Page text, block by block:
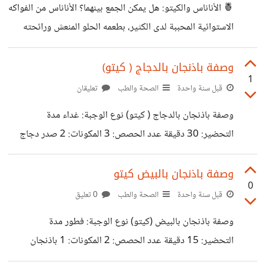
الشيا مع حليب جوز الهند الكاكاو الفانيليا والمحلي. ضعي الخليط
في كوب واتركيه في الثلاجة 4 ساعات أو طوال الليل. زيّني
بالفستق قبل
🍍 الأناناس والكيتو: هل يمكن الجمع بينهما؟ الأناناس من الفواكه
الاستوائية المحببة لدى الكثير، بطعمه الحلو المنعش ورائحته
المميزة. لكن إذا كنت تتبع نظام الكيتو الصارم، فربما تساءلت: هل
باختصار: نعم، لكن بكميات صغيرة جدًا، وبطريقة ذكية. السبب أن
حوالي 13 جرام كربوهيدرات، وهو رقم مرتفع مقارنة بالفواكه
المسموحة في الكيتو. لكن إذا التزمت بكمية صغيرة (30–40
جرام فقط)، يمكن الاستفادة من
1
وصفة باذنجان بالدجاج ( كيتو)
قبل سنة واحدة الصحة والطب تعليقان
وصفة باذنجان بالدجاج ( كيتو) نوع الوجبة: غداء مدة
التحضير: 30 دقيقة عدد الحصص: 3 المكونات: 2 صدر دجاج
مقطع مكعبات 2 باذنجان مقطع مكعبات (مع القشر) ½ بصلة
(خالٍ من السكر والإضافات) ملح، فلفل، كمون، بابريكا مدخنة،
قليل من الزعتر الجاف ملعقة صغيرة عصير ليمون (اختياري)
0
وصفة باذنجان بالبيض كيتو
قبل سنة واحدة الصحة والطب
وصفة باذنجان بالبيض (كيتو) نوع الوجبة: فطور مدة
التحضير: 15 دقيقة عدد الحصص: 2 المكونات: 1 باذنجان
متوسط مقطع شرائح (مع القشر) 2 بيضة كبيرة 1 ملعقة كبيرة